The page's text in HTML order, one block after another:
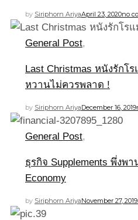
by Siriphorn AriyaApril 23, 2020no
General Post,
Last Christmas หนังรักโ
หวานไม่ควรพลาด !
by Siriphorn AriyaDecember 16, 2019
General Post,
ธุรกิจ Supplements พึ่งพ
Economy
by Siriphorn AriyaNovember 27, 2019